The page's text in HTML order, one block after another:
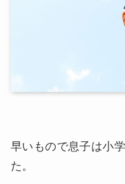
早いもので息子は小
た。